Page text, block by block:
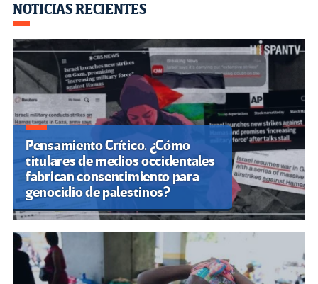
Navegación
de
entradas
NOTICIAS RECIENTES
Pensamiento Crítico. ¿Cómo
titulares de medios occidentales
fabrican consentimiento para
genocidio de palestinos?